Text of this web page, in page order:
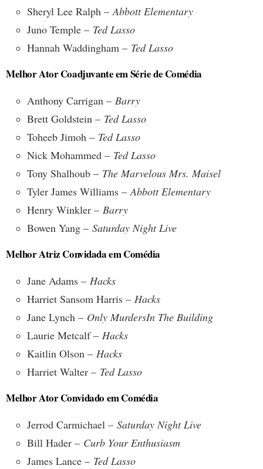
Sheryl Lee Ralph –Abbott Elementary
Juno Temple – Ted Lasso
Hannah Waddingham – Ted Lasso
Melhor Ator Coadjuvante em Série de Comédia
Anthony Carrigan – Barry
Brett Goldstein – Ted Lasso
Toheeb Jimoh – Ted Lasso
Nick Mohammed – Ted Lasso
Tony Shalhoub – The Marvelous Mrs. Maisel
Tyler James Williams –Abbott Elementary
Henry Winkler – Barry
Bowen Yang – Saturday Night Live
Melhor Atriz Convidada em Comédia
Jane Adams – Hacks
Harriet Sansom Harris – Hacks
Jane Lynch – Only MurdersIn The Building
Laurie Metcalf – Hacks
Kaitlin Olson – Hacks
Harriet Walter – Ted Lasso
Melhor Ator Convidado em Comédia
Jerrod Carmichael – Saturday Night Live
Bill Hader – Curb Your Enthusiasm
James Lance – Ted Lasso